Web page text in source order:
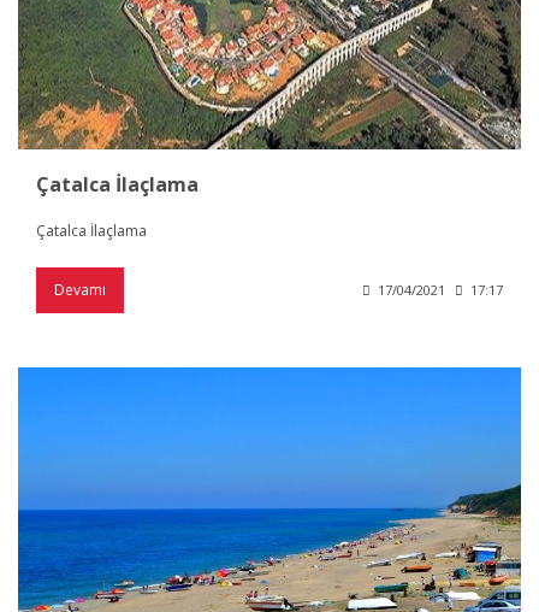
Çatalca İlaçlama
Çatalca İlaçlama
Devamı 17/04/2021 17:17